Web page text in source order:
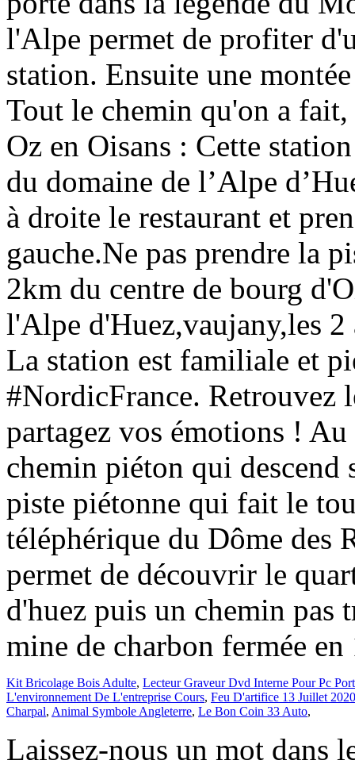
l'Alpe permet de profiter
station. Ensuite une
Tout le chemin qu'on a fait,
Oz en Oisans : Cette
du domaine de l’Alpe
à droite le restaurant et
gauche.Ne pas prendre la
2km du centre de bourg
l'Alpe d'Huez,vaujany,les
La station est familiale et
#NordicFrance. Retrouvez
partagez vos émotions !
chemin piéton qui
piste piétonne qui fait le
téléphérique du Dôme des
permet de découvrir le
d'huez puis un chemin pas
mine de charbon fermée
Kit Bricolage Bois Adulte, Lecteur Graveur Dvd Interne Pour Pc
L'environnement De L'entreprise Cours, Feu D'artifice 13 Juillet
Charpal, Animal Symbole Angleterre, Le Bon Coin 33 Auto,
Laissez-nous un mot dans